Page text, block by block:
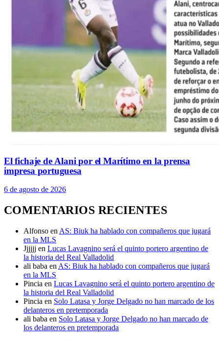
El fichaje de Alani por el Marítimo en la prensa
impresa portuguesa
6 de agosto de 2026
COMENTARIOS RECIENTES
Alfonso en AS: Biuk ha hablado con compañeros que jugará
en la MLS
Jjjjjj en Lucas Lavagnino será el quinto portero argentino de
la historia del Real Valladolid
ali baba en AS: Biuk ha hablado con compañeros que jugará
en la MLS
Pincia en Lucas Lavagnino será el quinto portero argentino de
la historia del Real Valladolid
Pincia en Solo Latasa y Jorge Delgado no han marcado de los
delanteros en pretemporada
ali baba en Solo Latasa y Jorge Delgado no han marcado de
los delanteros en pretemporada